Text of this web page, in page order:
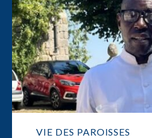
VIE DES PAROISSES